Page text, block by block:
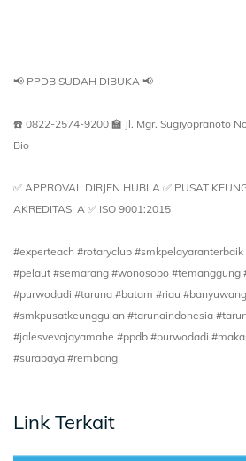
📢 PPDB SUDAH DIBUKA 📢
☎️ 0822-2574-9200 🏫 Jl. Mgr. Sugiyopranoto
Bio
✅ APPROVAL DIRJEN HUBLA ✅ PUSAT
AKREDITASI A ✅ ISO 9001:2015
#experteach #rotaryclub
#pelaut #semarang #wonosobo #temanggung
#purwodadi #taruna #batam #riau
#smkpusatkeunggulan #tarunaindonesia
#jalesvevajayamahe #ppdb #purwodadi
#surabaya #rembang
Link Terkait